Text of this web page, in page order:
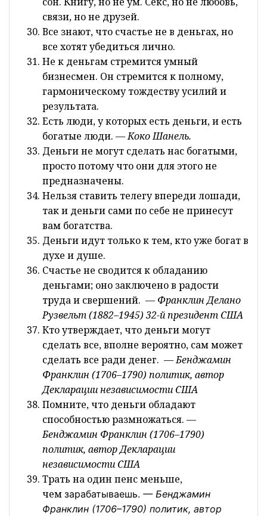
связи, но не друзей.
Все знают, что счастье не в деньгах, но
все хотят убедиться лично.
Не к деньгам стремится умный
бизнесмен. Он стремится к полному,
гармоническому тождеству усилий и
результата.
Есть люди, у которых есть деньги, и есть
богатые люди. — Коко Шанель.
Деньги не могут сделать нас богатыми,
просто потому что они для этого не
предназначены.
Нельзя ставить телегу впереди лошади,
так и деньги сами по себе не принесут
вам богатства.
Деньги идут только к тем, кто уже богат в
духе и душе.
Счастье не сводится к обладанию
деньгами; оно заключено в радости
труда и свершений. — Франклин Делано
Рузвельт (1882–1945) 32-й президент США
Кто утверждает, что деньги могут
сделать все, вполне вероятно, сам может
сделать все ради денег. —Бенджамин
Франклин (1706–1790) политик, автор
Декларации независимости США
Помните, что деньги обладают
способностью размножаться. —
Бенджамин Франклин (1706–1790)
политик, автор Декларации
независимости США
Трать на один пенс меньше,
чем зарабатываешь. —Бенджамин
Франклин (1706–1790) политик, автор